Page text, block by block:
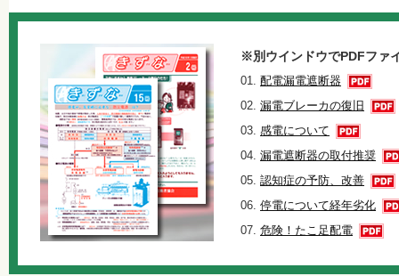
※別ウインドウでPDFファ
01. 配電漏電遮断器
02. 漏電ブレーカの復旧
03. 感電について
04. 漏電遮断器の取付推奨
05. 認知症の予防、改善
06. 停電について経年劣化
07. 危険！たこ足配電